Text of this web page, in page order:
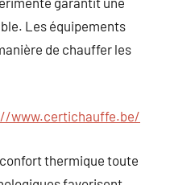
Les équipements
de chauffer les
www.certichauffe.be/
thermique toute